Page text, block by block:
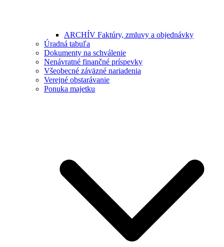
ARCHÍV Faktúry, zmluvy a objednávky
Úradná tabuľa
Dokumenty na schválenie
Nenávratné finančné príspevky
Všeobecné záväzné nariadenia
Verejné obstarávanie
Ponuka majetku